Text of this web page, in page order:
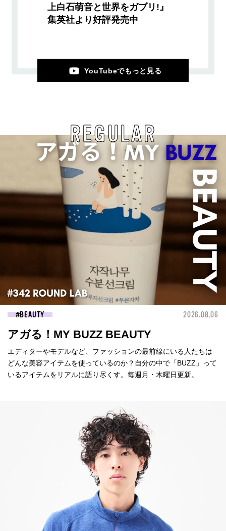
上白石萌音と世界をガブリ!』
集英社より好評発売中
YouTubeでもっと見る
REGULAR
BEAUTY 2026.08.06
アガる！MY BUZZ BEAUTY
エディターやモデルなど、ファッションの最前線にいる人たちは
どんな美容アイテムを使っているのか？自分の中で「BUZZ」って
いるアイテムをリアルに語り尽くす。毎週月・木曜日更新。